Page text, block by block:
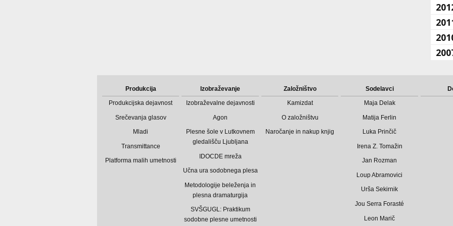
Produkcija
Produkcijska dejavnost
Srečevanja glasov
Mladi
Transmittance
Platforma malih umetnosti
Izobraževanje
Izobraževalne dejavnosti
Agon
Plesne šole v Lutkovnem
gledališču Ljubljana
IDOCDE mreža
Učna ura sodobnega plesa
Metodologije beleženja in
plesna dramaturgija
SVŠGUGL: Praktikum
sodobne plesne umetnosti
Založništvo
Kamizdat
O založništvu
Naročanje in nakup knjig
Sodelavci
Maja Delak
Matija Ferlin
Luka Prinčič
Irena Z. Tomažin
Jan Rozman
Loup Abramovici
Urša Sekirnik
Jou Serra Forasté
Leon Marič